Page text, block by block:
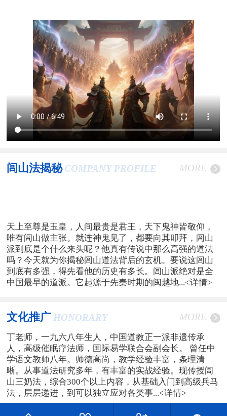
闾山法揭秘 COMPANY PROFILE MORE
天上至尊是玉皇，人间最贵是君王，天下鬼神皆敬仰，
唯有闾山做主张。就连神鬼见了，都要向其叩拜，闾山
派到底是个什么来头呢？他真有传说中那么高强的道法
吗？今天就为你揭秘闾山道法背后的玄机。要说这闾山
到底有多强，得先看他的历史有多长。闾山派绝对是全
中国最早的道派。它起源于先秦时期的闽越地...<详情>
文化推广 HONORARY MORE
丁老师，一九六八年生人，中国道教正一派非遗传承
人，高级催眠疗法师，国际易学联合会副会长。 曾任中
学语文教师八年。师德高尚，教学经验丰富，条理清
晰。从事道法研究多年，有丰富的实战经验。现传授闾
山三奶法，综合300个以上内容，从基础入门到高级兵马
法，层层递进，到可以独立应对各类事...<详情>